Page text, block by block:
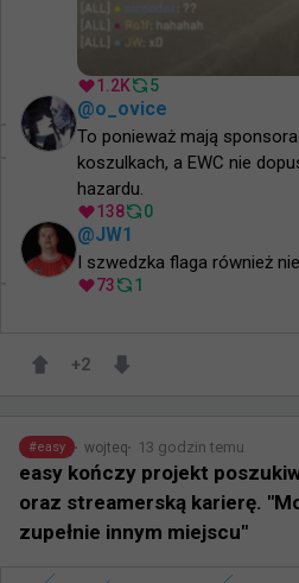
1.2K 5
@o_ovice
To ponieważ mają
koszulkach, a EWC nie
hazardu.
138 0
@JW1
I szwedzka flaga również
73 1
+2
#easy wojteq 13 godzin temu
easy kończy projekt
oraz streamerską karierę.
zupełnie innym miejscu"